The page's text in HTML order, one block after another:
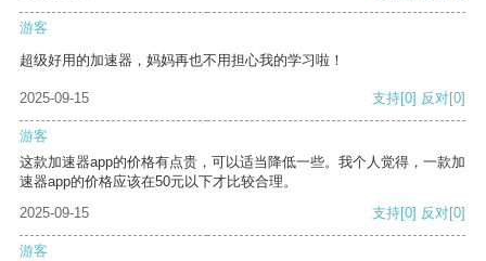
游客
超级好用的加速器，妈妈再也不用担心我的学习啦！
2025-09-15 支持[0] 反对[0]
游客
这款加速器app的价格有点贵，可以适当降低一些。我个人觉得，一款加
速器app的价格应该在50元以下才比较合理。
2025-09-15
支持[0] 反对[0]
游客